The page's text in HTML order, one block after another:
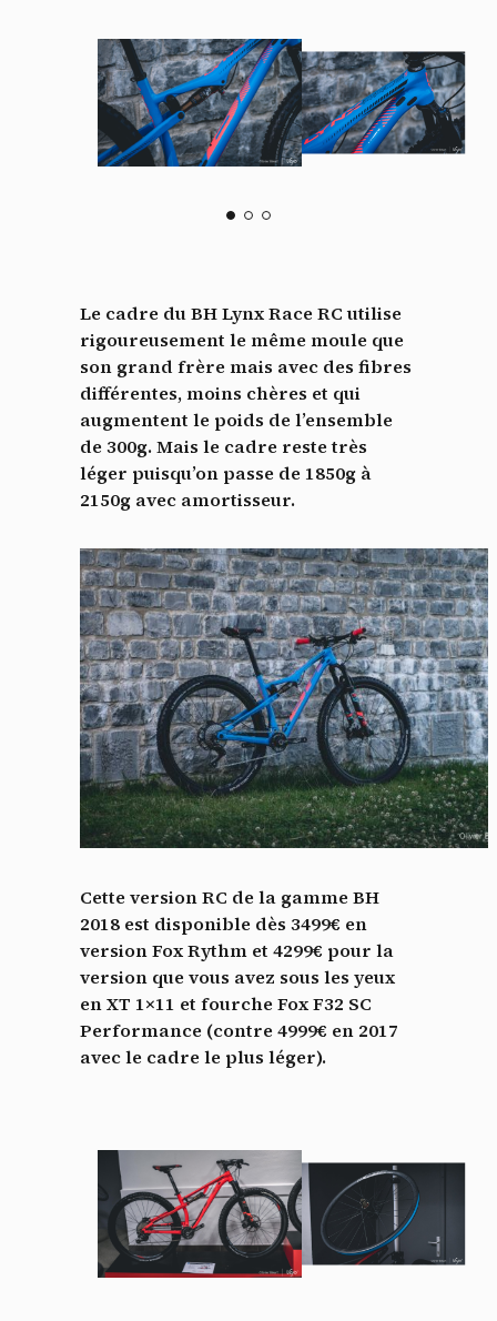
Le cadre du BH Lynx Race RC utilise
rigoureusement le même moule que
son grand frère mais avec des fibres
différentes, moins chères et qui
augmentent le poids de l’ensemble
de 300g. Mais le cadre reste très
léger puisqu’on passe de 1850g à
2150g avec amortisseur.
Cette version RC de la gamme BH
2018 est disponible dès 3499€ en
version Fox Rythm et 4299€ pour la
version que vous avez sous les yeux
en XT 1×11 et fourche Fox F32 SC
Performance (contre 4999€ en 2017
avec le cadre le plus léger).